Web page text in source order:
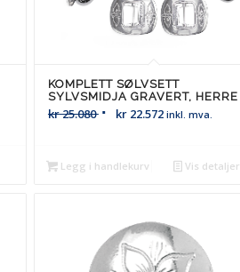
KOMPLETT SØLVSETT
SYLVSMIDJA GRAVERT, HERRE
kr25.080 kr22.572 inkl. mva.
Legg i handlekurv Vis detaljer